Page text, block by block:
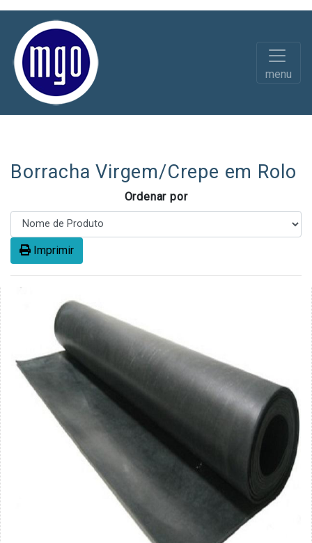
menu
Borracha Virgem/Crepe em Rolo
Ordenar por
Imprimir